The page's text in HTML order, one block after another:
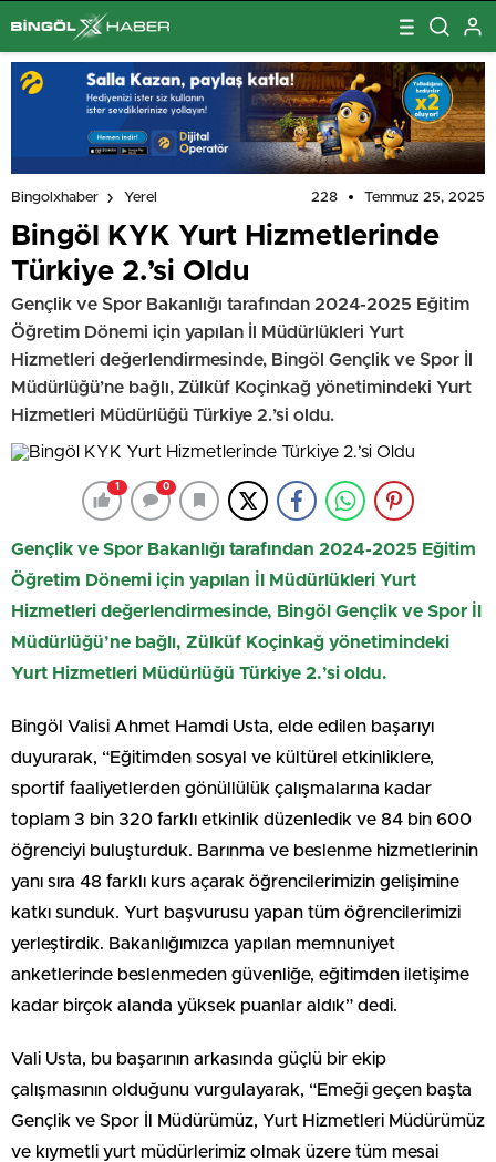
Bingolxhaber Yerel 228 Temmuz 25, 2025
Bingöl KYK Yurt Hizmetlerinde
Türkiye 2.’si Oldu
Gençlik ve Spor Bakanlığı tarafından 2024-2025 Eğitim
Öğretim Dönemi için yapılan İl Müdürlükleri Yurt
Hizmetleri değerlendirmesinde, Bingöl Gençlik ve Spor İl
Müdürlüğü’ne bağlı, Zülküf Koçinkağ yönetimindeki Yurt
Hizmetleri Müdürlüğü Türkiye 2.’si oldu.
1 0
Gençlik ve Spor Bakanlığı tarafından 2024-2025 Eğitim
Öğretim Dönemi için yapılan İl Müdürlükleri Yurt
Hizmetleri değerlendirmesinde, Bingöl Gençlik ve Spor İl
Müdürlüğü’ne bağlı, Zülküf Koçinkağ yönetimindeki
Yurt Hizmetleri Müdürlüğü Türkiye 2.’si oldu.
Bingöl Valisi Ahmet Hamdi Usta, elde edilen başarıyı
duyurarak, “Eğitimden sosyal ve kültürel etkinliklere,
sportif faaliyetlerden gönüllülük çalışmalarına kadar
toplam 3 bin 320 farklı etkinlik düzenledik ve 84 bin 600
öğrenciyi buluşturduk. Barınma ve beslenme hizmetlerinin
yanı sıra 48 farklı kurs açarak öğrencilerimizin gelişimine
katkı sunduk. Yurt başvurusu yapan tüm öğrencilerimizi
yerleştirdik. Bakanlığımızca yapılan memnuniyet
anketlerinde beslenmeden güvenliğe, eğitimden iletişime
kadar birçok alanda yüksek puanlar aldık” dedi.
Vali Usta, bu başarının arkasında güçlü bir ekip
çalışmasının olduğunu vurgulayarak, “Emeği geçen başta
Gençlik ve Spor İl Müdürümüz, Yurt Hizmetleri Müdürümüz
ve kıymetli yurt müdürlerimiz olmak üzere tüm mesai